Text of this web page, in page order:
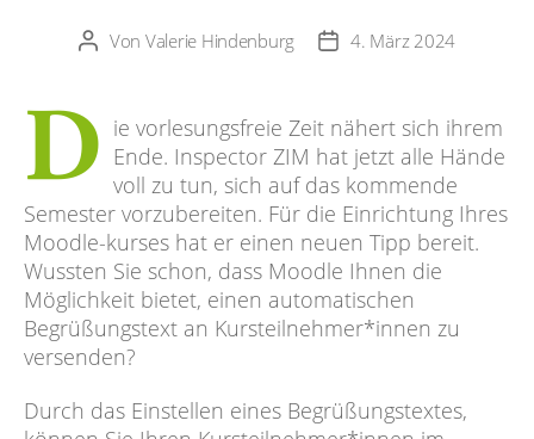
Beitragsautor
Von Valerie Hindenburg Veröffentlichungsdatum
4. März 2024
D ie vorlesungsfreie Zeit nähert sich ihrem
Ende. Inspector ZIM hat jetzt alle Hände
voll zu tun, sich auf das kommende
Semester vorzubereiten. Für die Einrichtung Ihres
Moodle-kurses hat er einen neuen Tipp bereit.
Wussten Sie schon, dass Moodle Ihnen die
Möglichkeit bietet, einen automatischen
Begrüßungstext an Kursteilnehmer*innen zu
versenden?
Durch das Einstellen eines Begrüßungstextes,